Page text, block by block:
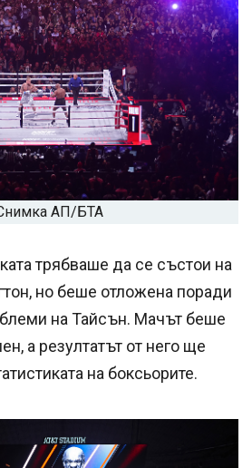
АП/БТА
трябваше да се състои на
но беше отложена поради
на Тайсън. Мачът беше
а резултатът от него ще
на боксьорите.